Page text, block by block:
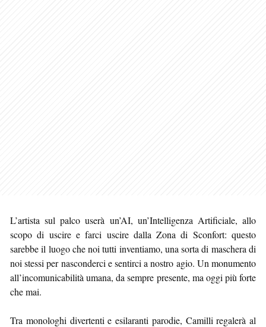
L’artista sul palco userà un’AI, un’Intelligenza Artificiale, allo
scopo di uscire e farci uscire dalla Zona di Sconfort: questo
sarebbe il luogo che noi tutti inventiamo, una sorta di maschera di
noi stessi per nasconderci e sentirci a nostro agio. Un monumento
all’incomunicabilità umana, da sempre presente, ma oggi più forte
che mai.
Tra monologhi divertenti e esilaranti parodie, Camilli regalerà al